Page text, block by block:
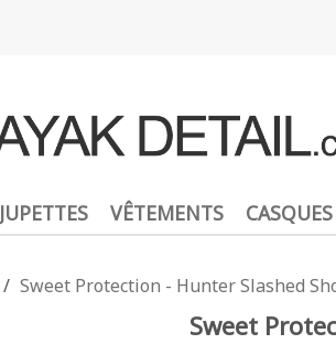
JUPETTES VÊTEMENTS CASQUES
Sweet Protection - Hunter Slashed
Sweet